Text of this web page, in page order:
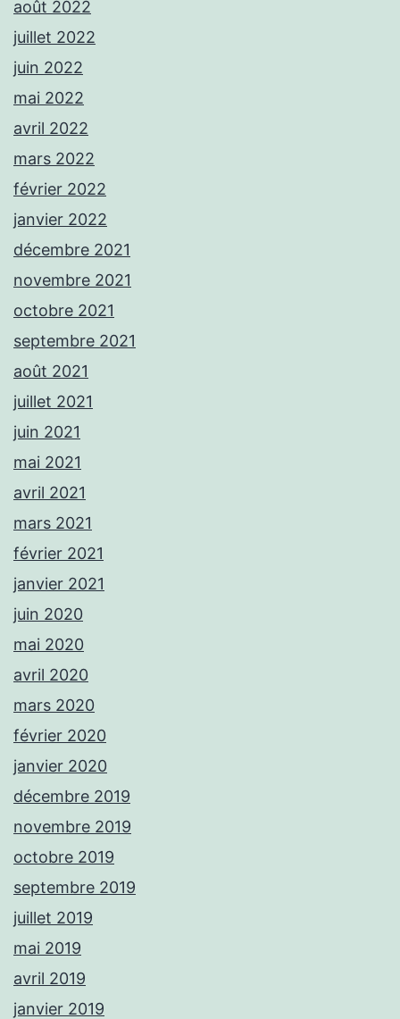
août 2022
juillet 2022
juin 2022
mai 2022
avril 2022
mars 2022
février 2022
janvier 2022
décembre 2021
novembre 2021
octobre 2021
septembre 2021
août 2021
juillet 2021
juin 2021
mai 2021
avril 2021
mars 2021
février 2021
janvier 2021
juin 2020
mai 2020
avril 2020
mars 2020
février 2020
janvier 2020
décembre 2019
novembre 2019
octobre 2019
septembre 2019
juillet 2019
mai 2019
avril 2019
janvier 2019